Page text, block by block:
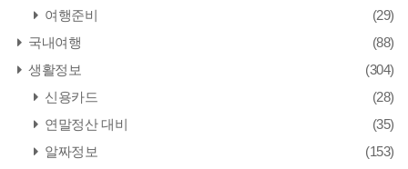
여행준비
(29)
국내여행
(88)
생활정보
(304)
신용카드
(28)
연말정산 대비
(35)
알짜정보
(153)